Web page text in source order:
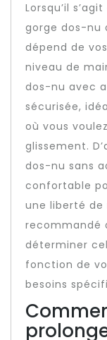
Lorsqu’il
gorge dos-nu
dépend de
niveau de
dos-nu avec
sécurisée,
où vous
glissement.
dos-nu sans
confortable
une liberté
recommandé
déterminer
fonction de
besoins